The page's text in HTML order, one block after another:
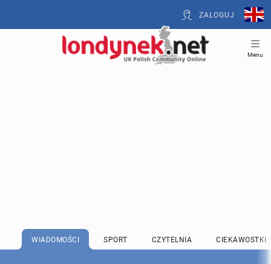
ZALOGUJ
Menu
WIADOMOŚCI SPORT CZYTELNIA CIEKAWOSTKI